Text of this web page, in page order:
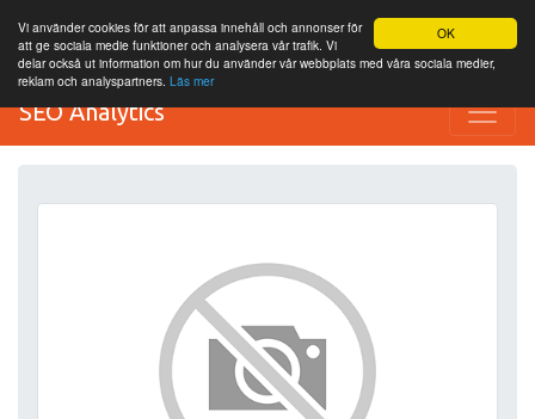
OK
Vi använder cookies för att anpassa innehåll och annonser för
att ge sociala medie funktioner och analysera vår trafik. Vi
delar också ut information om hur du använder vår webbplats med våra sociala medier,
reklam och analyspartners. Läs mer
SEO Analytics